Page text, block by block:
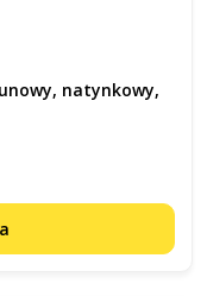
natynkowy,